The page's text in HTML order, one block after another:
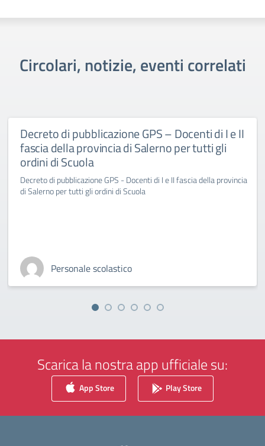
Circolari, notizie, eventi correlati
Decreto di pubblicazione GPS – Docenti di I e II
fascia della provincia di Salerno per tutti gli
ordini di Scuola
Decreto di pubblicazione GPS - Docenti di I e II fascia della provincia
di Salerno per tutti gli ordini di Scuola
Personale scolastico
Scarica la nostra app ufficiale su:
App Store Play Store